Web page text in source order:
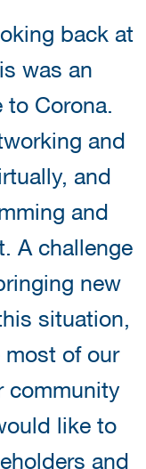
back at
was an
to Corona.
and
and
and
A challenge
new
situation,
most of our
community
like to
and